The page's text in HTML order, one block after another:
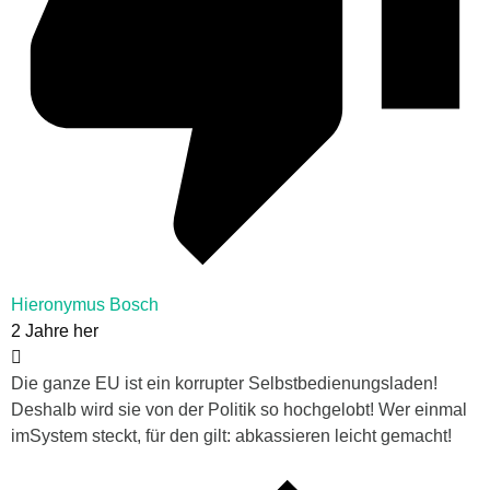
Hieronymus Bosch
2 Jahre her
Die ganze EU ist ein korrupter Selbstbedienungsladen!
Deshalb wird sie von der Politik so hochgelobt! Wer einmal
imSystem steckt, für den gilt: abkassieren leicht gemacht!